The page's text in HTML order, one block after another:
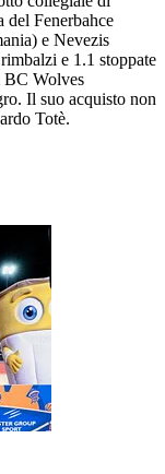
del Fenerbahce
e Nevezis
e 1.1 stoppate
BC Wolves
Il suo acquisto non
Totè.